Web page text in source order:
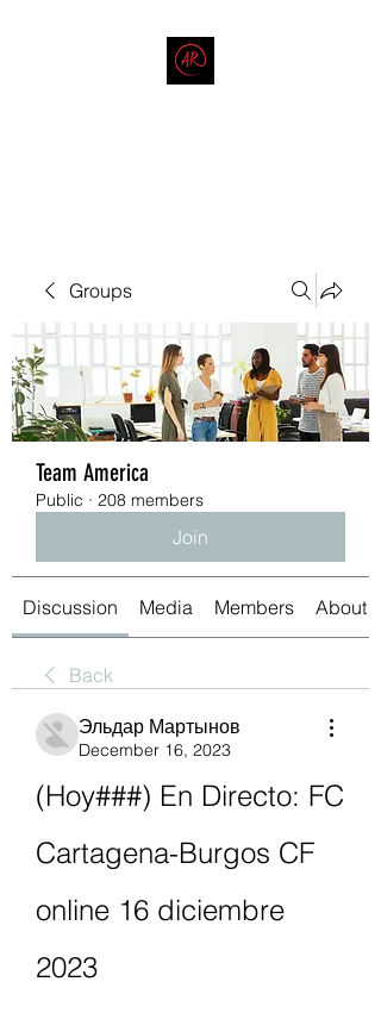
Groups
Team America
Public · 208 members
Join
Discussion Media Members About
Back
Эльдар Мартынов
December 16, 2023
(Hoy###) En Directo: FC
Cartagena-Burgos CF
online 16 diciembre
2023